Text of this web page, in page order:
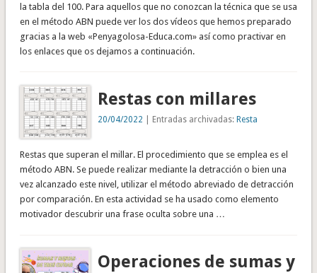
la tabla del 100. Para aquellos que no conozcan la técnica que se usa
en el método ABN puede ver los dos vídeos que hemos preparado
gracias a la web «Penyagolosa-Educa.com» así como practivar en
los enlaces que os dejamos a continuación.
Restas con millares
20/04/2022 | Entradas archivadas:Resta
Restas que superan el millar. El procedimiento que se emplea es el
método ABN. Se puede realizar mediante la detracción o bien una
vez alcanzado este nivel, utilizar el método abreviado de detracción
por comparación. En esta actividad se ha usado como elemento
motivador descubrir una frase oculta sobre una …
Operaciones de sumas y